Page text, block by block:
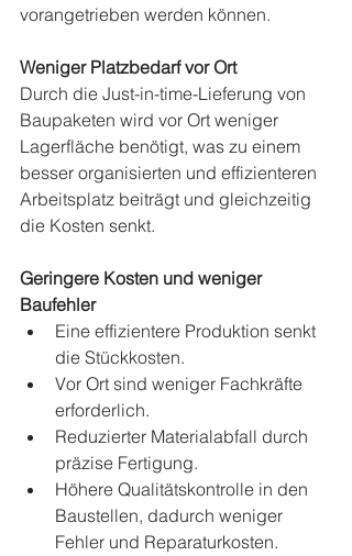
vorangetrieben werden können.
Weniger Platzbedarf vor Ort
Durch die Just-in-time-Lieferung von
Baupaketen wird vor Ort weniger
Lagerfläche benötigt, was zu einem
besser organisierten und effizienteren
Arbeitsplatz beiträgt und gleichzeitig
die Kosten senkt.
Geringere Kosten und weniger
Baufehler
Eine effizientere Produktion senkt
die Stückkosten.
Vor Ort sind weniger Fachkräfte
erforderlich.
Reduzierter Materialabfall durch
präzise Fertigung.
Höhere Qualitätskontrolle in den
Baustellen, dadurch weniger
Fehler und Reparaturkosten.